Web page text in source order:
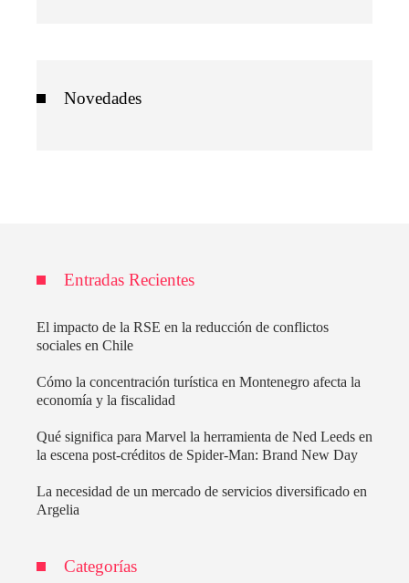
Novedades
Entradas Recientes
El impacto de la RSE en la reducción de conflictos
sociales en Chile
Cómo la concentración turística en Montenegro afecta la
economía y la fiscalidad
Qué significa para Marvel la herramienta de Ned Leeds en
la escena post-créditos de Spider-Man: Brand New Day
La necesidad de un mercado de servicios diversificado en
Argelia
Categorías